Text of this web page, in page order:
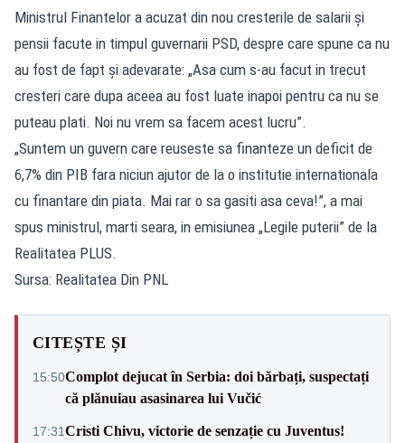
Ministrul Finantelor a acuzat din nou cresterile de salarii și
pensii facute in timpul guvernarii PSD, despre care spune ca nu
au fost de fapt și adevarate: „Asa cum s-au facut in trecut
cresteri care dupa aceea au fost luate inapoi pentru ca nu se
puteau plati. Noi nu vrem sa facem acest lucru”.
„Suntem un guvern care reuseste sa finanteze un deficit de
6,7% din PIB fara niciun ajutor de la o institutie internationala
cu finantare din piata. Mai rar o sa gasiti asa ceva!”, a mai
spus ministrul, marti seara, in emisiunea „Legile puterii” de la
Realitatea PLUS.
Sursa: Realitatea Din PNL
CITEȘTE ȘI
15:50Complot dejucat în Serbia: doi bărbați, suspectați
că plănuiau asasinarea lui Vučić
17:31Cristi Chivu, victorie de senzație cu Juventus!